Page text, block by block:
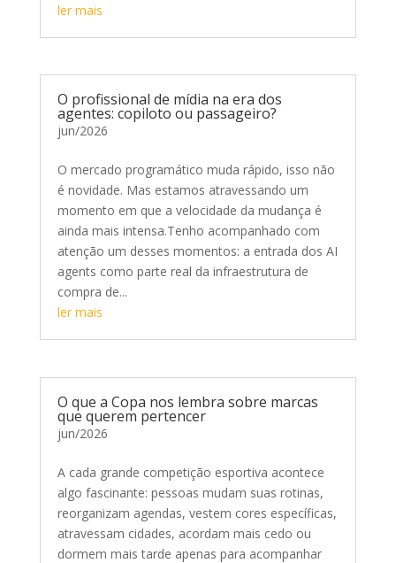
ler mais
O profissional de mídia na era dos
agentes: copiloto ou passageiro?
jun/2026
O mercado programático muda rápido, isso não
é novidade. Mas estamos atravessando um
momento em que a velocidade da mudança é
ainda mais intensa.Tenho acompanhado com
atenção um desses momentos: a entrada dos AI
agents como parte real da infraestrutura de
compra de...
ler mais
O que a Copa nos lembra sobre marcas
que querem pertencer
jun/2026
A cada grande competição esportiva acontece
algo fascinante: pessoas mudam suas rotinas,
reorganizam agendas, vestem cores específicas,
atravessam cidades, acordam mais cedo ou
dormem mais tarde apenas para acompanhar